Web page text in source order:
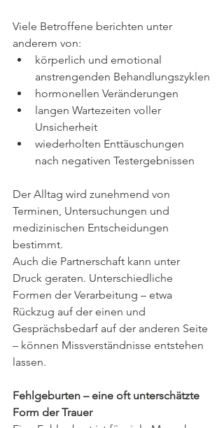
Viele Betroffene berichten unter
anderem von:
körperlich und emotional
anstrengenden Behandlungszyklen
hormonellen Veränderungen
langen Wartezeiten voller
Unsicherheit
wiederholten Enttäuschungen
nach negativen Testergebnissen
Der Alltag wird zunehmend von
Terminen, Untersuchungen und
medizinischen Entscheidungen
bestimmt.
Auch die Partnerschaft kann unter
Druck geraten. Unterschiedliche
Formen der Verarbeitung – etwa
Rückzug auf der einen und
Gesprächsbedarf auf der anderen Seite
– können Missverständnisse entstehen
lassen.
Fehlgeburten – eine oft unterschätzte
Form der Trauer